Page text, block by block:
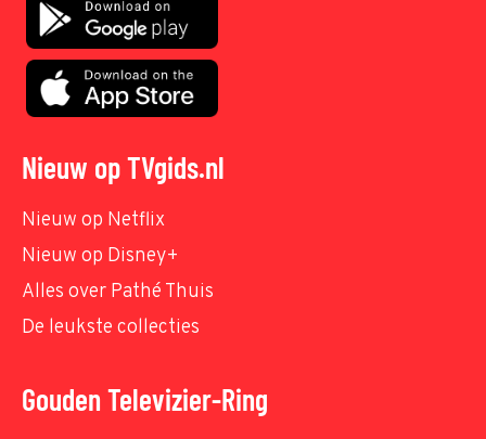
Nieuw op TVgids.nl
Nieuw op Netflix
Nieuw op Disney+
Alles over Pathé Thuis
De leukste collecties
Gouden Televizier-Ring